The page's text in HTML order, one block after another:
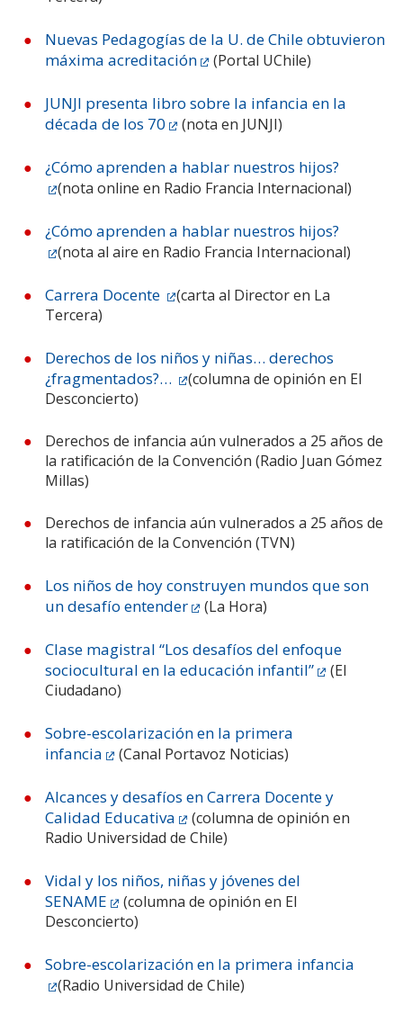
Nuevas Pedagogías de la U. de Chile obtuvieron
máxima acreditación
(Portal UChile)
JUNJI presenta libro sobre la infancia en la
década de los 70
(nota en JUNJI)
¿Cómo aprenden a hablar nuestros hijos?
(nota online en Radio Francia Internacional)
¿Cómo aprenden a hablar nuestros hijos?
(nota al aire en Radio Francia Internacional)
Carrera Docente
(carta al Director en La
Tercera)
Derechos de los niños y niñas… derechos
¿fragmentados?…
(columna de opinión en El
Desconcierto)
Derechos de infancia aún vulnerados a 25 años de
la ratificación de la Convención (Radio Juan Gómez
Millas)
Derechos de infancia aún vulnerados a 25 años de
la ratificación de la Convención (TVN)
Los niños de hoy construyen mundos que son
un desafío entender
(La Hora)
Clase magistral “Los desafíos del enfoque
sociocultural en la educación infantil”
(El
Ciudadano)
Sobre-escolarización en la primera
infancia
(Canal Portavoz Noticias)
Alcances y desafíos en Carrera Docente y
Calidad Educativa
(columna de opinión en
Radio Universidad de Chile)
Vidal y los niños, niñas y jóvenes del
SENAME
(columna de opinión en El
Desconcierto)
Sobre-escolarización en la primera infancia
(Radio Universidad de Chile)